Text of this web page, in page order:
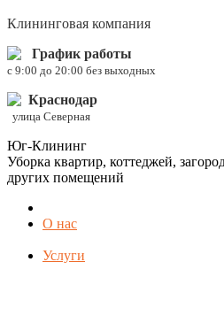
Клининговая компания
График работы
c 9:00 до 20:00 без выходных
Краснодар
улица Северная
Юг-Клининг
Уборка квартир, коттеджей,
других помещений
О нас
Услуги